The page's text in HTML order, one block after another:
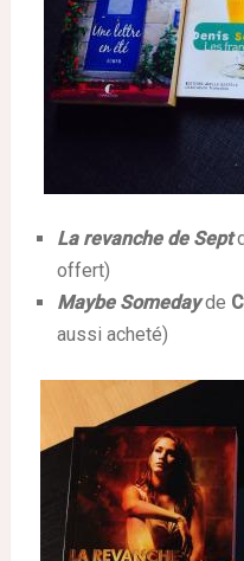
La revanche de Sept
offert)
Maybe Somedayde
aussi acheté)